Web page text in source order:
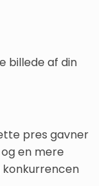
billede af din
pres gavner
en mere